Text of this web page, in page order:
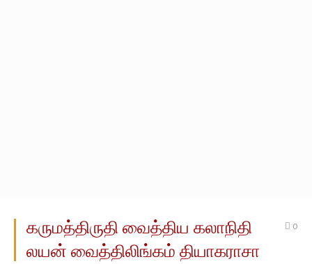
கருமத்திருதி வைத்திய கலாநிதி
லயன் வைத்திலிங்கம் தியாகராசா
0